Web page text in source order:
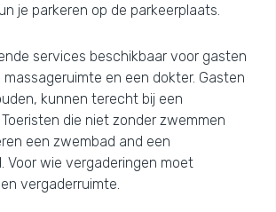
je parkeren op de parkeerplaats.
services beschikbaar voor gasten
en een dokter. Gasten
kunnen terecht bij een
die niet zonder zwemmen
een zwembad and een
Voor wie vergaderingen moet
vergaderruimte.